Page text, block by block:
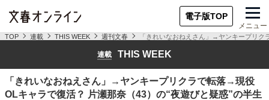
電子版TOP
メニュー
TOP 連載 THIS WEEK 週刊文春 「きれいなおねえさん」→ヤンキープリ
連載 THIS WEEK
「きれいなおねえさん」→ヤンキープリクラで転落→現役
OLキャラで復活？ 片瀬那奈（43）の“夜遊びと疑惑”の半生